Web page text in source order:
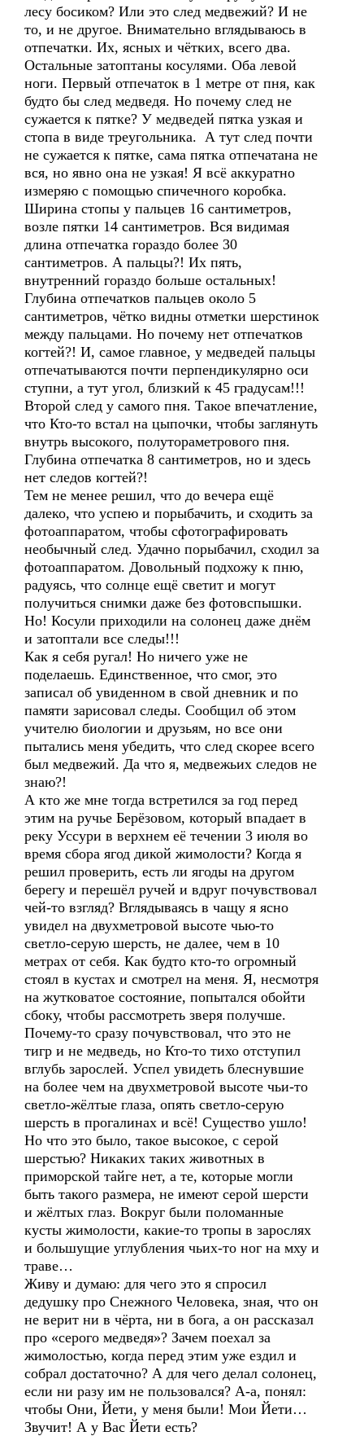
лесу босиком? Или это след медвежий? И не
то, и не другое. Внимательно вглядываюсь в
отпечатки. Их, ясных и чётких, всего два.
Остальные затоптаны косулями. Оба левой
ноги. Первый отпечаток в 1 метре от пня, как
будто бы след медведя. Но почему след не
сужается к пятке? У медведей пятка узкая и
стопа в виде треугольника. А тут след почти
не сужается к пятке, сама пятка отпечатана не
вся, но явно она не узкая! Я всё аккуратно
измеряю с помощью спичечного коробка.
Ширина стопы у пальцев 16 сантиметров,
возле пятки 14 сантиметров. Вся видимая
длина отпечатка гораздо более 30
сантиметров. А пальцы?! Их пять,
внутренний гораздо больше остальных!
Глубина отпечатков пальцев около 5
сантиметров, чётко видны отметки шерстинок
между пальцами. Но почему нет отпечатков
когтей?! И, самое главное, у медведей пальцы
отпечатываются почти перпендикулярно оси
ступни, а тут угол, близкий к 45 градусам!!!
Второй след у самого пня. Такое впечатление,
что Кто-то встал на цыпочки, чтобы заглянуть
внутрь высокого, полутораметрового пня.
Глубина отпечатка 8 сантиметров, но и здесь
нет следов когтей?!
Тем не менее решил, что до вечера ещё
далеко, что успею и порыбачить, и сходить за
фотоаппаратом, чтобы сфотографировать
необычный след. Удачно порыбачил, сходил за
фотоаппаратом. Довольный подхожу к пню,
радуясь, что солнце ещё светит и могут
получиться снимки даже без фотовспышки.
Но! Косули приходили на солонец даже днём
и затоптали все следы!!!
Как я себя ругал! Но ничего уже не
поделаешь. Единственное, что смог, это
записал об увиденном в свой дневник и по
памяти зарисовал следы. Сообщил об этом
учителю биологии и друзьям, но все они
пытались меня убедить, что след скорее всего
был медвежий. Да что я, медвежьих следов не
знаю?!
А кто же мне тогда встретился за год перед
этим на ручье Берёзовом, который впадает в
реку Уссури в верхнем её течении 3 июля во
время сбора ягод дикой жимолости? Когда я
решил проверить, есть ли ягоды на другом
берегу и перешёл ручей и вдруг почувствовал
чей-то взгляд? Вглядываясь в чащу я ясно
увидел на двухметровой высоте чью-то
светло-серую шерсть, не далее, чем в 10
метрах от себя. Как будто кто-то огромный
стоял в кустах и смотрел на меня. Я, несмотря
на жутковатое состояние, попытался обойти
сбоку, чтобы рассмотреть зверя получше.
Почему-то сразу почувствовал, что это не
тигр и не медведь, но Кто-то тихо отступил
вглубь зарослей. Успел увидеть блеснувшие
на более чем на двухметровой высоте чьи-то
светло-жёлтые глаза, опять светло-серую
шерсть в прогалинах и всё! Существо ушло!
Но что это было, такое высокое, с серой
шерстью? Никаких таких животных в
приморской тайге нет, а те, которые могли
быть такого размера, не имеют серой шерсти
и жёлтых глаз. Вокруг были поломанные
кусты жимолости, какие-то тропы в зарослях
и большущие углубления чьих-то ног на мху и
траве…
Живу и думаю: для чего это я спросил
дедушку про Снежного Человека, зная, что он
не верит ни в чёрта, ни в бога, а он рассказал
про «серого медведя»? Зачем поехал за
жимолостью, когда перед этим уже ездил и
собрал достаточно? А для чего делал солонец,
если ни разу им не пользовался? А-а, понял:
чтобы Они, Йети, у меня были! Мои Йети…
Звучит! А у Вас Йети есть?